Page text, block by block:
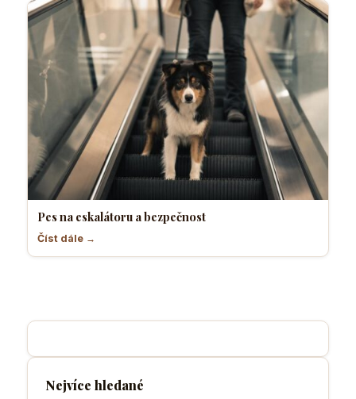
Pes na eskalátoru a bezpečnost
Číst dále →
Nejvíce hledané